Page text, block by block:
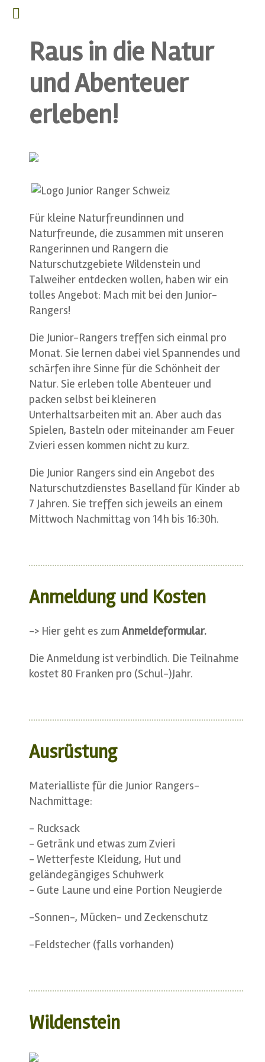
Raus in die Natur
und Abenteuer
erleben!
Für kleine Naturfreundinnen und
Naturfreunde, die zusammen mit unseren
Rangerinnen und Rangern die
Naturschutzgebiete Wildenstein und
Talweiher entdecken wollen, haben wir ein
tolles Angebot: Mach mit bei den Junior-
Rangers!
Die Junior-Rangers treffen sich einmal pro
Monat. Sie lernen dabei viel Spannendes und
schärfen ihre Sinne für die Schönheit der
Natur. Sie erleben tolle Abenteuer und
packen selbst bei kleineren
Unterhaltsarbeiten mit an. Aber auch das
Spielen, Basteln oder miteinander am Feuer
Zvieri essen kommen nicht zu kurz.
Die Junior Rangers sind ein Angebot des
Naturschutzdienstes Baselland für Kinder ab
7 Jahren. Sie treffen sich jeweils an einem
Mittwoch Nachmittag von 14h bis 16:30h.
Anmeldung und Kosten
-> Hier geht es zumAnmeldeformular.
Die Anmeldung ist verbindlich. Die Teilnahme
kostet 80 Franken pro (Schul-)Jahr.
Ausrüstung
Materialliste für die Junior Rangers-
Nachmittage:
- Rucksack
- Getränk und etwas zum Zvieri
- Wetterfeste Kleidung, Hut und
geländegängiges Schuhwerk
- Gute Laune und eine Portion Neugierde
-Sonnen-, Mücken- und Zeckenschutz
-Feldstecher (falls vorhanden)
Wildenstein